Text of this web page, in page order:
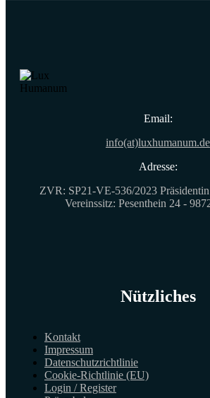
Email:
info(at)luxhumanum.de
Adresse:
ZVR: SP21-VE-536/2023
Vereinssitz: Pesenthein 24 -
Nützliches
Kontakt
Impressum
Datenschutzrichtlinie
Cookie-Richtlinie (EU)
Login / Register